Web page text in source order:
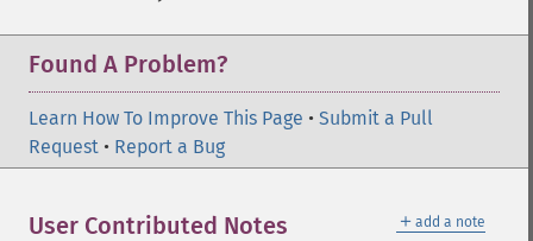
Found A Problem?
Learn How To Improve This Page • Submit a Pull
Request • Report a Bug
＋ add a note
User Contributed Notes